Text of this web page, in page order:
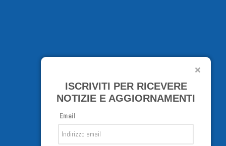
ISCRIVITI PER RICEVERE
NOTIZIE E AGGIORNAMENTI
Email